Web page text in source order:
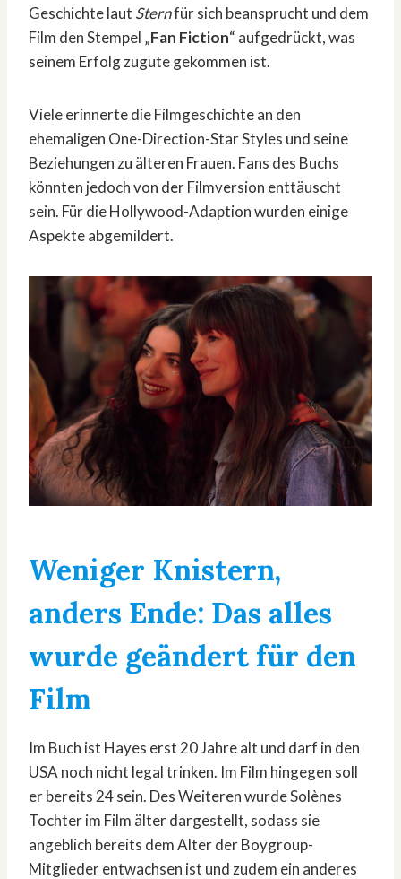
Geschichte laut Sternfür sich beansprucht und dem
Film den Stempel „Fan Fiction“ aufgedrückt, was
seinem Erfolg zugute gekommen ist.
Viele erinnerte die Filmgeschichte an den
ehemaligen One-Direction-Star Styles und seine
Beziehungen zu älteren Frauen. Fans des Buchs
könnten jedoch von der Filmversion enttäuscht
sein. Für die Hollywood-Adaption wurden einige
Aspekte abgemildert.
Weniger Knistern,
anders Ende: Das alles
wurde geändert für den
Film
Im Buch ist Hayes erst 20 Jahre alt und darf in den
USA noch nicht legal trinken. Im Film hingegen soll
er bereits 24 sein. Des Weiteren wurde Solènes
Tochter im Film älter dargestellt, sodass sie
angeblich bereits dem Alter der Boygroup-
Mitglieder entwachsen ist und zudem ein anderes